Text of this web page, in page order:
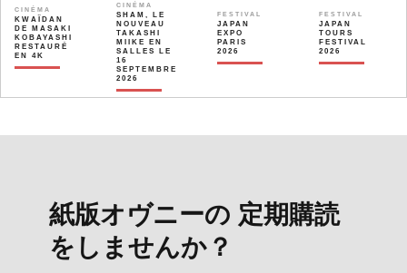
CINÉMA
KWAÏDAN
DE MASAKI
KOBAYASHI
RESTAURÉ
EN 4K
CINÉMA
SHAM, LE
NOUVEAU
TAKASHI
MIIKE EN
SALLES LE
16
SEPTEMBRE
2026
FESTIVAL
JAPAN
EXPO
PARIS
2026
FESTIVAL
JAPAN
TOURS
FESTIVAL
2026
紙版オヴニーの 定期購読
をしませんか？